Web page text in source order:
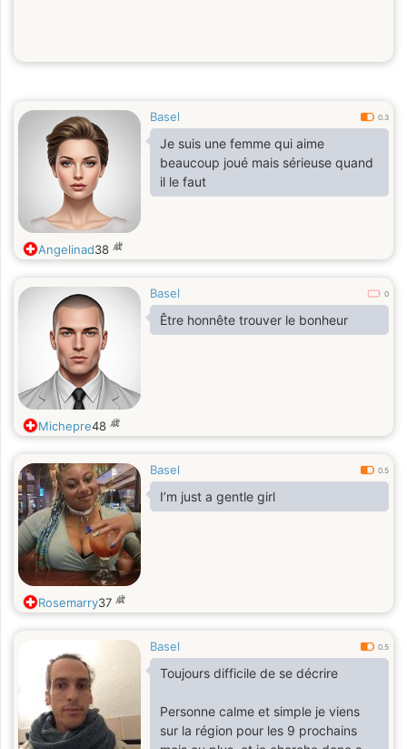
Basel 0.3
Je suis une femme qui aime
beaucoup joué mais sérieuse quand
il le faut
Angelinad38 歳
Basel 0
Être honnête trouver le bonheur
Michepre48 歳
Basel 0.5
I’m just a gentle girl
Rosemarry37 歳
Basel 0.5
Toujours difficile de se décrire
Personne calme et simple je viens
sur la région pour les 9 prochains